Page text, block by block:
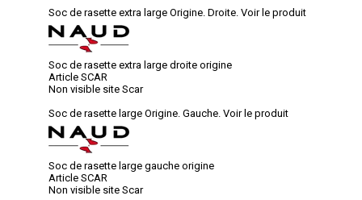
Soc de rasette extra large Origine. Droite. Voir le produit
Soc de rasette extra large droite origine
Article SCAR
Non visible site Scar
Soc de rasette large Origine. Gauche. Voir le produit
Soc de rasette large gauche origine
Article SCAR
Non visible site Scar